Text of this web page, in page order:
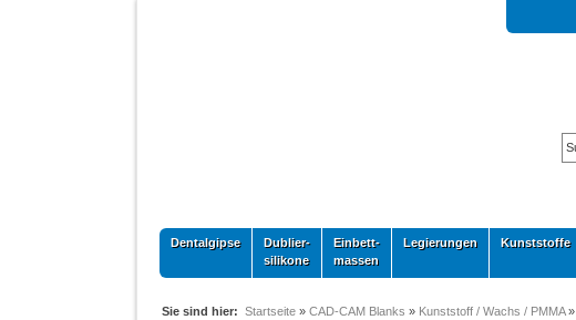
Dentalgipse
Dublier-
silikone
Einbett-
massen
Legierungen Kunststoffe
Sie sind hier: Startseite » CAD-CAM Blanks » Kunststoff / Wachs / PMMA»